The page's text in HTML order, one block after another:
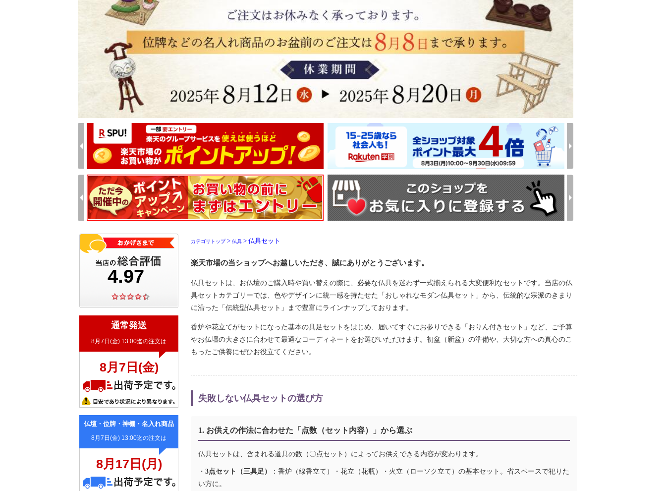
通常発送
仏壇・位牌・神棚・名入れ商品
カテゴリトップ> 仏具 > 仏具セット
楽天市場の当ショップへお越しいただき、誠にありがとうございます。
仏具セットは、お仏壇のご購入時や買い替えの際に、必要な仏具を迷わず一式揃えられる大変便利なセットです。当店の仏
具セットカテゴリーでは、色やデザインに統一感を持たせた「おしゃれなモダン仏具セット」から、伝統的な宗派のきまり
に沿った「伝統型仏具セット」まで豊富にラインナップしております。
香炉や花立てがセットになった基本の具足セットをはじめ、届いてすぐにお参りできる「おりん付きセット」など、ご予算
やお仏壇の大きさに合わせて最適なコーディネートをお選びいただけます。初盆（新盆）の準備や、大切な方への真心のこ
もったご供養にぜひお役立てください。
失敗しない仏具セットの選び方
1. お供えの作法に合わせた「点数（セット内容）」から選ぶ
仏具セットは、含まれる道具の数（〇点セット）によってお供えできる内容が変わります。
・ 3点セット（三具足）
：香炉（線香立て）・花立（花瓶）・火立（ローソク立て）の基本セット。省スペースで祀りた
い方に。